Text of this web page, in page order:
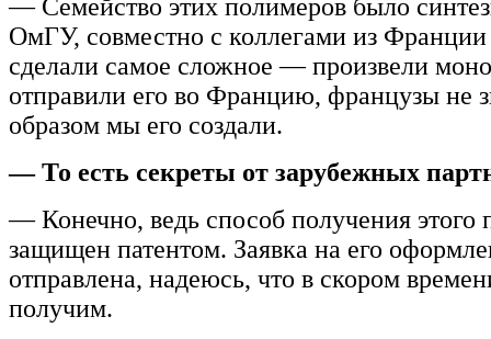
— Семейство этих полимеров было
ОмГУ, совместно с коллегами из
сделали самое сложное — произвели
отправили его во Францию, французы не
образом мы его создали.
— То есть секреты от зарубежных
— Конечно, ведь способ получения этого
защищен патентом. Заявка на его
отправлена, надеюсь, что в скором
получим.